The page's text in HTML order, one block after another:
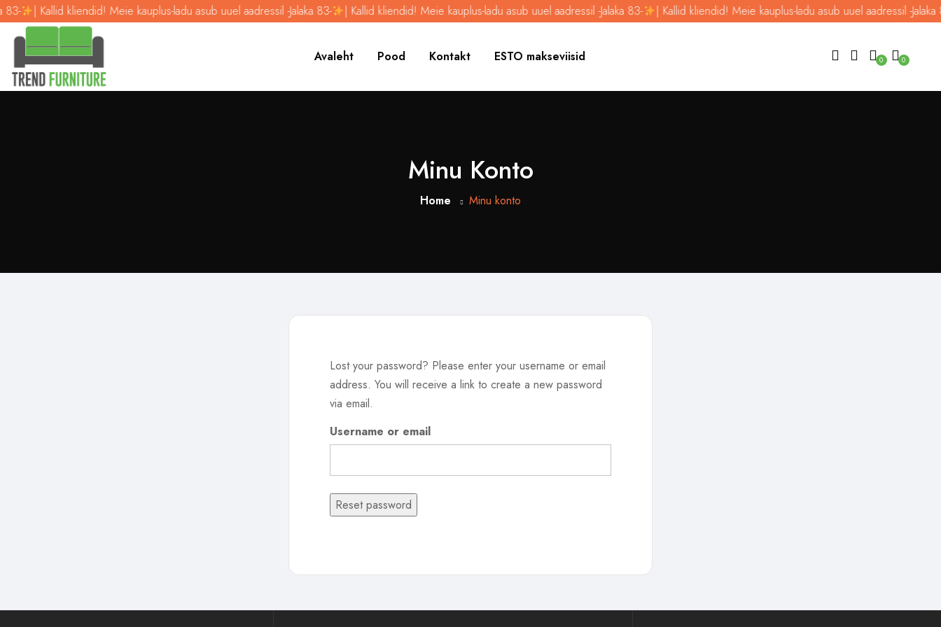
| Kallid kliendid! Meie kauplus-ladu asub uuel aadressil -Jalaka 83- | Kallid kliendid! Meie kauplus-ladu asub uuel aadressil -Jalaka 83- | Kallid kliendid! Meie kauplus-ladu asub uuel aadressil -Jalaka
Avaleht Pood Kontakt ESTO makseviisid 0
0
Minu Konto
Home Minu konto
Lost your password? Please enter your username or email
address. You will receive a link to create a new password
via email.
Username or email
Reset password